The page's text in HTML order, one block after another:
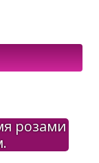
розами